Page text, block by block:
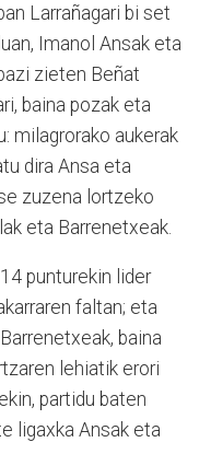
Larrañagari bi set
Imanol Ansak eta
zieten Beñat
baina pozak eta
milagrorako aukerak
dira Ansa eta
zuzena lortzeko
eta Barrenetxeak.
punturekin lider
faltan; eta
baina
lehiatik erori
partidu baten
ligaxka Ansak eta